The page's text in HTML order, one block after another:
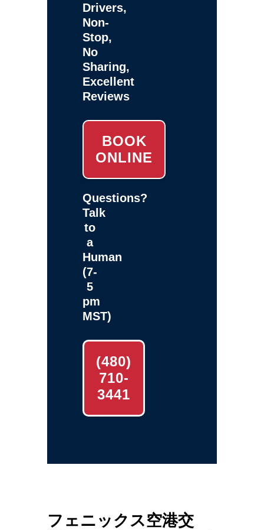
Drivers,
Non-
Stop,
No
Sharing,
Excellent
Reviews
BOOK
ONLINE
Questions?
Talk
to
a
Human
(7-
5
pm
MST)
(480)
710-
3441
フェニックス空港交